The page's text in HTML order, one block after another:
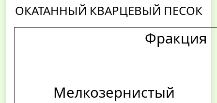
ОКАТАННЫЙ КВАРЦЕВЫЙ ПЕСОК
Фракция
Мелкозернистый